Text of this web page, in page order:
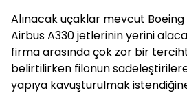
Alınacak uçaklar mevcut
Airbus A330 jetlerinin yerini
firma arasında çok zor bir
belirtilirken filonun
yapıya kavuşturulmak